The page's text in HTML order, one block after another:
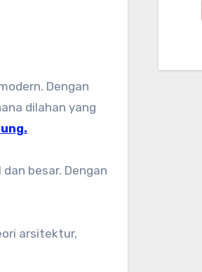
dilahan yang
besar. Dengan
arsitektur,